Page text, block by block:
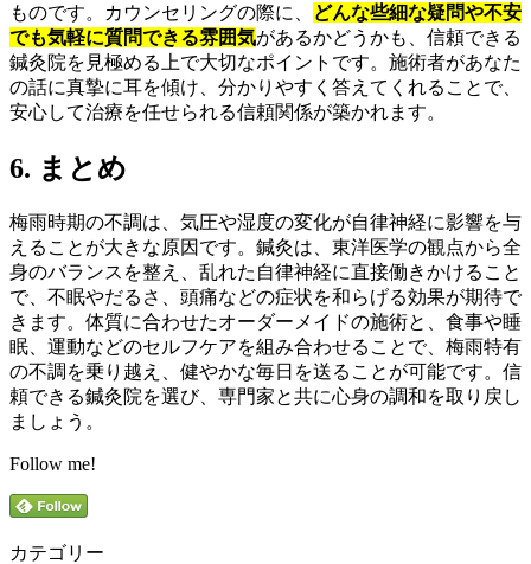
ものです。カウンセリングの際に、
どんな些細な疑問や不安
でも気軽に質問できる雰囲気があるかどうかも、信頼できる
鍼灸院を見極める上で大切なポイントです。施術者があなた
の話に真摯に耳を傾け、分かりやすく答えてくれることで、
安心して治療を任せられる信頼関係が築かれます。
6. まとめ
梅雨時期の不調は、気圧や湿度の変化が自律神経に影響を与
えることが大きな原因です。鍼灸は、東洋医学の観点から全
身のバランスを整え、乱れた自律神経に直接働きかけること
で、不眠やだるさ、頭痛などの症状を和らげる効果が期待で
きます。体質に合わせたオーダーメイドの施術と、食事や睡
眠、運動などのセルフケアを組み合わせることで、梅雨特有
の不調を乗り越え、健やかな毎日を送ることが可能です。信
頼できる鍼灸院を選び、専門家と共に心身の調和を取り戻し
ましょう。
Follow me!
カテゴリー